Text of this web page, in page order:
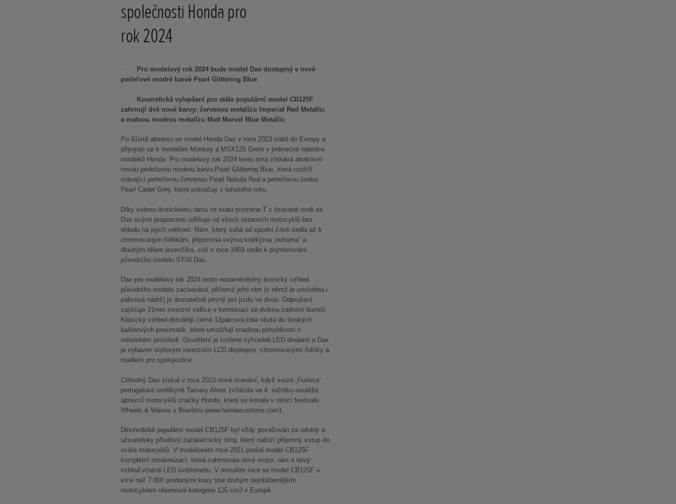
společnosti Honda pro
rok 2024
·
Pro modelový rok 2024 bude model Dax dostupný v nové
perleťové modré barvě Pearl Glittering Blue
· Kosmetická vylepšení pro stále populární model CB125F
zahrnují dvě nové barvy: červenou metalízu Imperial Red Metallic
a matnou modrou metalízu Matt Marvel Blue Metallic
Po 41leté absenci se model Honda Dax v roce 2023 vrátil do Evropy a
připojuje se k modelům Monkey a MSX125 Grom v jedinečné nabídce
minibiků Honda. Pro modelový rok 2024 tento stroj získává atraktivní
novou perleťovou modrou barvu Pearl Glittering Blue, která rozšíří
stávající perleťovou červenou Pearl Nebula Red a perleťovou šedou
Pearl Cadet Grey, které pokračují z loňského roku.
Díky svému ikonickému rámu ve tvaru písmene T z lisované oceli se
Dax svými proporcemi odlišuje od všech ostatních motocyklů bez
ohledu na jejich velikost. Rám, který sahá od spodní části sedla až k
chromovaným řídítkům, připomíná svýma krátkýma „nohama“ a
dlouhým tělem jezevčíka, což v roce 1969 vedlo k pojmenování
původního modelu ST50 Dax.
Dax pro modelový rok 2024 tento nezaměnitelný ikonický vzhled
původního modelu zachovává, přičemž jeho rám (v němž je umístěna i
palivová nádrž) je dostatečně pevný pro jízdu ve dvou. Odpružení
zajišťuje 31mm inverzní vidlice v kombinaci se dvěma zadními tlumiči.
Klasický vzhled dotvářejí černá 12palcová kola obutá do širokých
balónových pneumatik, které umožňují snadnou pohyblivost v
městském prostředí. Osvětlení je tvořeno výhradně LED diodami a Dax
je vybaven stylovým inverzním LCD displejem, chromovanými řídítky a
madlem pro spolujezdce.
Ctihodný Dax získal v roce 2023 nové ocenění, když verze „Furiosa“
portugalské umělkyně Tamary Alves zvítězila ve 4. ročníku soutěže
úpravců motocyklů značky Honda, která se konala v rámci festivalu
Wheels & Waves v Biarritzu (www.hondacustoms.com).
Dlouhodobě populární model CB125F byl vždy považován za odolný a
uživatelsky přívětivý začátečnický stroj, který nabízí příjemný vstup do
světa motocyklů. V modelovém roce 2021 prošel model CB125F
kompletní modernizací, která zahrnovala nový motor, rám a nový
vzhled včetně LED světlometu. V minulém roce se model CB125F s
více než 7 000 prodanými kusy stal druhým nejoblíbenějším
motocyklem objemové kategorie 125 cm3 v Evropě.